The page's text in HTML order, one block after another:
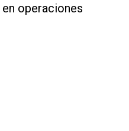
operaciones